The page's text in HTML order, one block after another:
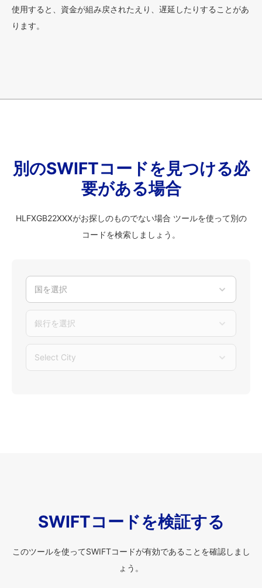
使用すると、資金が組み戻されたえり、遅延したりすることがあ
ります。
別のSWIFTコードを見つける必
要がある場合
HLFXGB22XXXがお探しのものでない場合 ツールを使って別の
コードを検索しましょう。
国を選択
銀行を選択
Select City
SWIFTコードを検証する
このツールを使ってSWIFTコードが有効であることを確認しまし
ょう。